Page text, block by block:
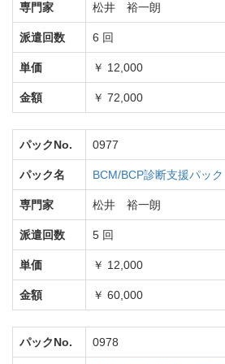
専門家 松井 裕一朗
派遣回数 6 回
単価 ￥ 12,000
金額 ￥ 72,000
パックNo. 0977
パック名 BCM/BCP診断支援パック
専門家 松井 裕一朗
派遣回数 5 回
単価 ￥ 12,000
金額 ￥ 60,000
パックNo. 0978